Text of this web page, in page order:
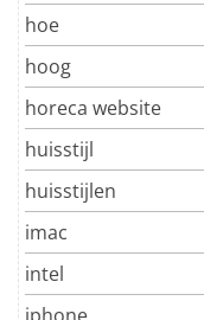
hoe
hoog
horeca website
huisstijl
huisstijlen
imac
intel